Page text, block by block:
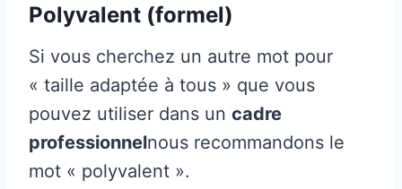
Polyvalent (formel)
Si vous cherchez un autre mot pour
« taille adaptée à tous » que vous
pouvez utiliser dans un cadre
professionnelnous recommandons le
mot « polyvalent ».